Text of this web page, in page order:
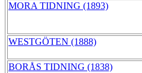
MORA TIDNING (1893)
WESTGÖTEN (1888)
BORÅS TIDNING (1838)